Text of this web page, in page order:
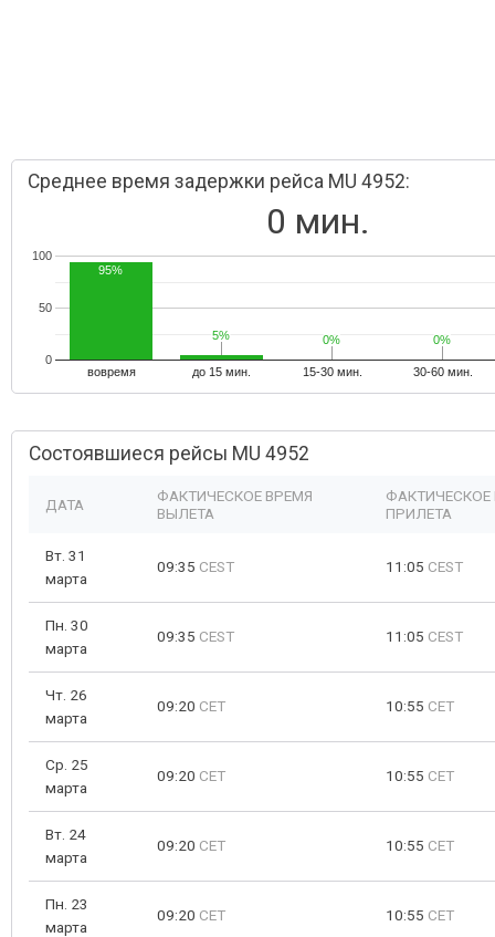
Среднее время задержки рейса MU 4952:
0 мин.
вовремя до 15 мин. 15-30 мин. 30-60 мин.
0
50
100
95%
5%
5% 0%
0% 0%
0%
Состоявшиеся рейсы MU 4952
ДАТА
ФАКТИЧЕСКОЕ ВРЕМЯ
ВЫЛЕТА
ФАКТИЧЕСКОЕ
ПРИЛЕТА
Вт. 31
марта
09:35 CEST 11:05 CEST
Пн. 30
марта
09:35 CEST 11:05 CEST
Чт. 26
марта
09:20 CET 10:55 CET
Ср. 25
марта
09:20 CET 10:55 CET
Вт. 24
марта
09:20 CET 10:55 CET
Пн. 23
марта
09:20 CET 10:55 CET